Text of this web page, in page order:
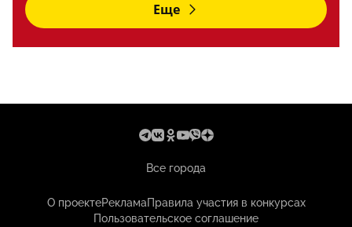
Еще
Все города
О проектеРекламаПравила участия в конкурсах
Пользовательское соглашение